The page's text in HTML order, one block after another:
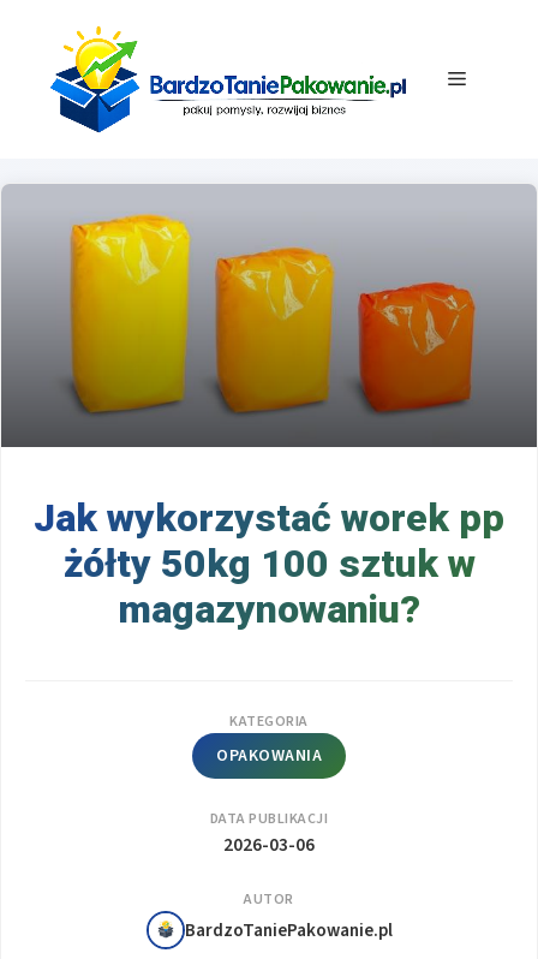
Menu
Jak wykorzystać worek pp
żółty 50kg 100 sztuk w
magazynowaniu?
KATEGORIA
OPAKOWANIA
DATA PUBLIKACJI
2026-03-06
AUTOR
BardzoTaniePakowanie.pl